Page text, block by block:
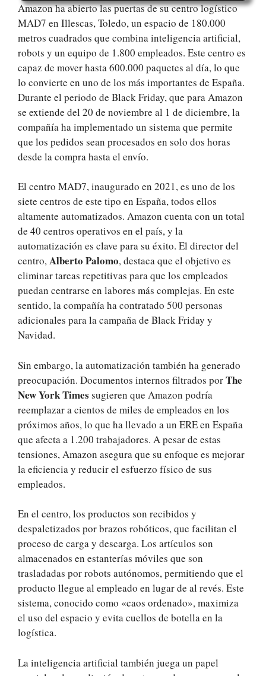
Amazon ha abierto las puertas de su centro logístico
MAD7 en Illescas, Toledo, un espacio de 180.000
metros cuadrados que combina inteligencia artificial,
robots y un equipo de 1.800 empleados. Este centro es
capaz de mover hasta 600.000 paquetes al día, lo que
lo convierte en uno de los más importantes de España.
Durante el periodo de Black Friday, que para Amazon
se extiende del 20 de noviembre al 1 de diciembre, la
compañía ha implementado un sistema que permite
que los pedidos sean procesados en solo dos horas
desde la compra hasta el envío.
El centro MAD7, inaugurado en 2021, es uno de los
siete centros de este tipo en España, todos ellos
altamente automatizados. Amazon cuenta con un total
de 40 centros operativos en el país, y la
automatización es clave para su éxito. El director del
centro,Alberto Palomo, destaca que el objetivo es
eliminar tareas repetitivas para que los empleados
puedan centrarse en labores más complejas. En este
sentido, la compañía ha contratado 500 personas
adicionales para la campaña de Black Friday y
Navidad.
Sin embargo, la automatización también ha generado
preocupación. Documentos internos filtrados porThe
New York Times sugieren que Amazon podría
reemplazar a cientos de miles de empleados en los
próximos años, lo que ha llevado a un ERE en España
que afecta a 1.200 trabajadores. A pesar de estas
tensiones, Amazon asegura que su enfoque es mejorar
la eficiencia y reducir el esfuerzo físico de sus
empleados.
En el centro, los productos son recibidos y
despaletizados por brazos robóticos, que facilitan el
proceso de carga y descarga. Los artículos son
almacenados en estanterías móviles que son
trasladadas por robots autónomos, permitiendo que el
producto llegue al empleado en lugar de al revés. Este
sistema, conocido como «caos ordenado», maximiza
el uso del espacio y evita cuellos de botella en la
logística.
La inteligencia artificial también juega un papel